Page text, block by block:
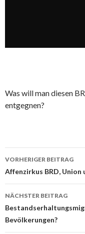
Was will man diesen
entgegnen?
Beitrags-
Navigation
VORHERIGER BEITRAG
Affenzirkus BRD, Union
NÄCHSTER BEITRAG
Bevölkerungen?